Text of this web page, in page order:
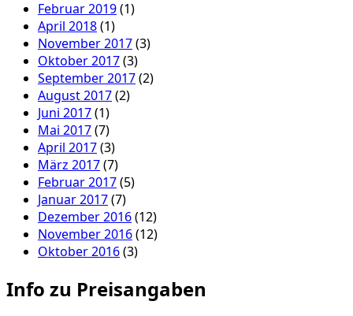
Februar 2019(1)
April 2018(1)
November 2017(3)
Oktober 2017(3)
September 2017(2)
August 2017(2)
Juni 2017(1)
Mai 2017(7)
April 2017(3)
März 2017(7)
Februar 2017(5)
Januar 2017(7)
Dezember 2016(12)
November 2016(12)
Oktober 2016(3)
Info zu Preisangaben